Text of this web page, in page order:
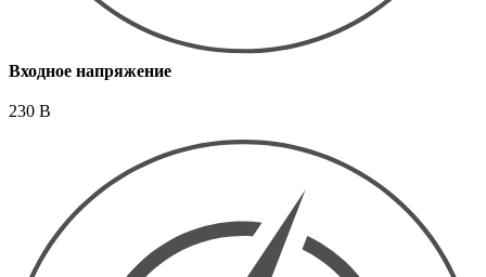
Входное напряжение
230 В